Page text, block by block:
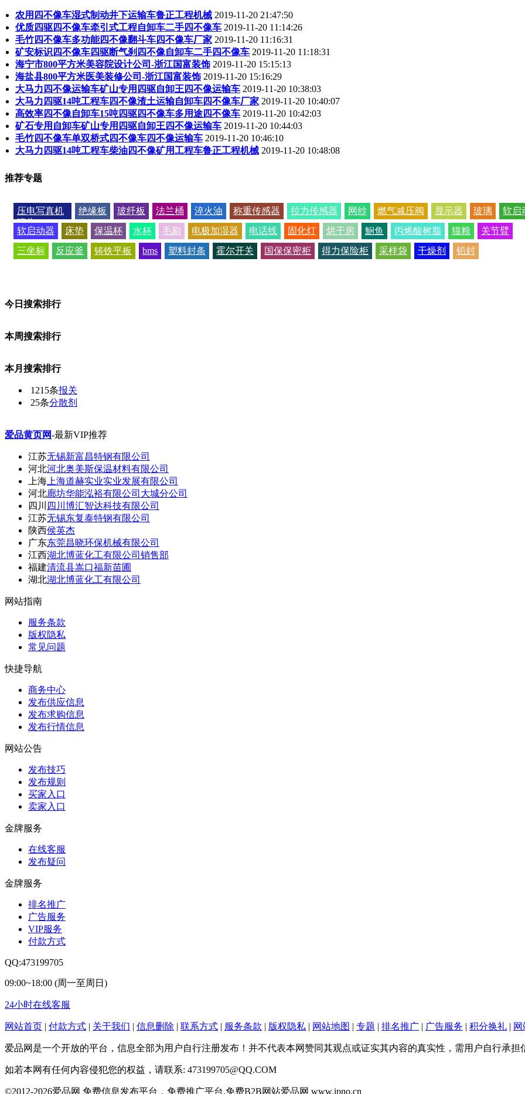
农用四不像车湿式制动井下运输车鲁正工程机械 2019-11-20 21:47:50
优质四驱四不像车牵引式工程自卸车二手四不像车 2019-11-20 11:14:26
毛竹四不像车多功能四不像翻斗车四不像车厂家 2019-11-20 11:16:31
矿安标识四不像车四驱断气刹四不像自卸车二手四不像车 2019-11-20 11:18:31
海宁市800平方米美容院设计公司-浙江国富装饰 2019-11-20 15:15:13
海盐县800平方米医美装修公司-浙江国富装饰 2019-11-20 15:16:29
大马力四不像运输车矿山专用四驱自卸王四不像运输车 2019-11-20 10:38:03
大马力四驱14吨工程车四不像渣土运输自卸车四不像车厂家 2019-11-20 10:40:07
高效率四不像自卸车15吨四驱四不像车多用途四不像车 2019-11-20 10:42:03
矿石专用自卸车矿山专用四驱自卸王四不像运输车 2019-11-20 10:44:03
毛竹四不像车单双桥式四不像车四不像运输车 2019-11-20 10:46:10
大马力四驱14吨工程车柴油四不像矿用工程车鲁正工程机械 2019-11-20 10:48:08
推荐专题
压电写真机
喷头
绝缘板 玻纤板 法兰桶 淬火油 称重传感器 拉力传感器 网纱 燃气减压阀 显示器 玻璃
软启
软启动器
床垫 保温杯 水杯 毛刷 电极加湿器 电话线 固化灯 烘干房 鮰鱼 丙烯酸树脂 猫粮
关节臂
三坐标
反应釜 铸铁平板 bms 塑料封条 霍尔开关 国保保密柜 得力保险柜 采样袋 干燥剂 铅封
今日搜索排行
本周搜索排行
本月搜索排行
1215条报关
25条分散剂
爱品黄页网-最新VIP推荐
江苏无锡新富昌特钢有限公司
河北河北奥美斯保温材料有限公司
上海 上海道赫实业实业发展有限公司
河北廊坊华能泓裕有限公司大城分公司
四川
四川博汇智达科技有限公司
江苏无锡东复泰特钢有限公司
陕西侯英杰
广东东莞昌晓环保机械有限公司
江西湖北博蓝化工有限公司销售部
福建清流县嵩口福新苗圃
湖北湖北博蓝化工有限公司
网站指南
服务条款
版权隐私
常见问题
快捷导航
商务中心
发布供应信息
发布求购信息
发布行情信息
网站公告
发布技巧
发布规则
买家入口
卖家入口
金牌服务
在线客服
发布疑问
金牌服务
排名推广
广告服务
VIP服务
付款方式
QQ:473199705
09:00~18:00 (周一至周日)
24小时在线客服
网站首页 | 付款方式 | 关于我们 | 信息删除 | 联系方式 | 服务条款 | 版权隐私 | 网站地图 | 专题 | 排名推广 | 广告服务 | 积分换礼 |
爱品网是一个开放的平台，信息全部为用户自行注册发布！并不代表本网赞同其观点或证实其内容的真实性，需用户自行承
如若本网有任何内容侵犯您的权益，请联系: 473199705@QQ.COM
©2012-2026爱品网 免费信息发布平台，免费推广平台,免费B2B网站爱品网 www.ipno.cn